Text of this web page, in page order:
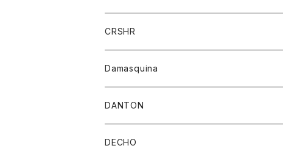
チーフ
バンダナ
トレーナー
パーカー
Tシャツ
ジャケット
ジャケット
ワンピース
ブラウス
CRSHR
キャップ
Damasquina
ウォレット
カードケース
DANTON
アウター
DECHO